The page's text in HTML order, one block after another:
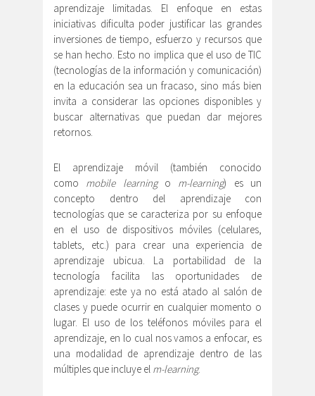
aprendizaje limitadas. El enfoque en estas
iniciativas dificulta poder justificar las grandes
inversiones de tiempo, esfuerzo y recursos que
se han hecho. Esto no implica que el uso de TIC
(tecnologías de la información y comunicación)
en la educación sea un fracaso, sino más bien
invita a considerar las opciones disponibles y
buscar alternativas que puedan dar mejores
retornos.
El aprendizaje móvil (también conocido
como mobile learningo m-learning) es un
concepto dentro del aprendizaje con
tecnologías que se caracteriza por su enfoque
en el uso de dispositivos móviles (celulares,
tablets, etc.) para crear una experiencia de
aprendizaje ubicua. La portabilidad de la
tecnología facilita las oportunidades de
aprendizaje: este ya no está atado al salón de
clases y puede ocurrir en cualquier momento o
lugar. El uso de los teléfonos móviles para el
aprendizaje, en lo cual nos vamos a enfocar, es
una modalidad de aprendizaje dentro de las
múltiples que incluye el m-learning.